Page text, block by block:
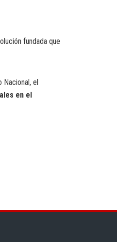
fundada que
el
en el